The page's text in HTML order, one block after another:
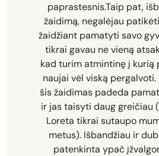
paprastesnis.Taip pat,
žaidimą, negalėjau
žaidžiant pamatyti savo
tikrai gavau ne vieną
kad turim atmintinę į kurią
naujai vėl viską
šis žaidimas padeda
ir jas taisyti daug greičiau
Loreta tikrai sutaupo
metus). Išbandžiau ir
patenkinta ypač